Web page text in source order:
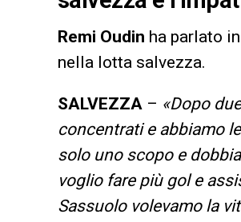
Remi Oudin ha parlato
nella lotta salvezza.
SALVEZZA – «Dopo
concentrati e abbiamo
solo uno scopo e
voglio fare più gol e
Sassuolo volevamo la